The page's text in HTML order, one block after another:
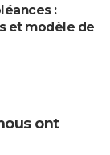
:
et modèle de
ont